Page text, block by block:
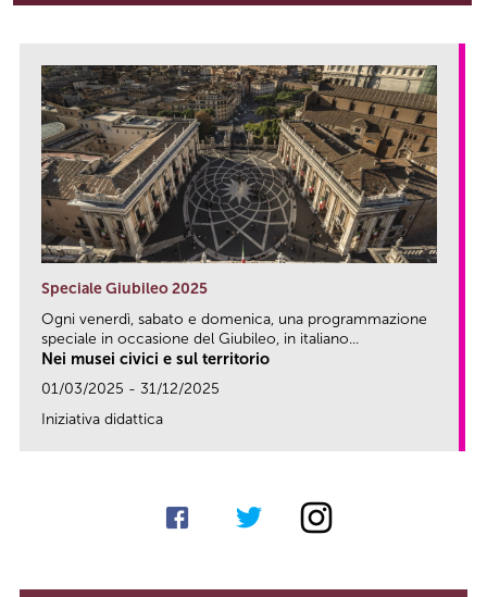
Speciale Giubileo 2025
Ogni venerdì, sabato e domenica, una programmazione
speciale in occasione del Giubileo, in italiano...
Nei musei civici e sul territorio
01/03/2025 - 31/12/2025
Iniziativa didattica